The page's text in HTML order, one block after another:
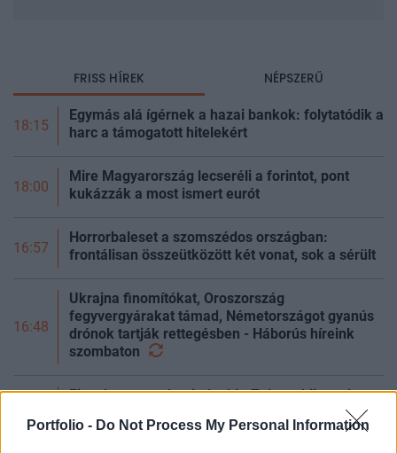
Portfolio - Do Not Process My Personal Information
FRISS HÍREK NÉPSZERŰ
18:15
Egymás alá ígérnek a hazai bankok: folytatódik a
harc a támogatott hitelekért
18:00
Mire Magyarország lecseréli a forintot, pont
kukázzák a most ismert eurót
16:57
Horrorbaleset a szomszédos országban:
frontálisan összeütközött két vonat, sok a sérült
16:48
Ukrajna finomítókat, Oroszország
fegyvergyárakat támad, Németországot gyanús
drónok tartják rettegésben - Háborús híreink
szombaton
Figyelmeztetnek mindenkit: Zelenszkij szerint
úgy vadásszák a civileket az oroszok, mintha
csak szafari lenne